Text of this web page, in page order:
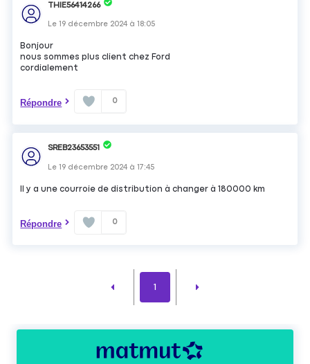
THIE56414266
Le19 décembre 2024 à18:05
Bonjour
nous sommes plus client chez Ford
cordialement
Répondre 0
SREB23653551
Le19 décembre 2024 à17:45
Il y a une courroie de distribution à changer à 180000 km
Répondre 0
1